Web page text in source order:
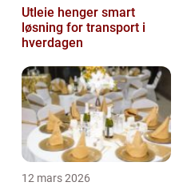
Utleie henger smart
løsning for transport i
hverdagen
12 mars 2026